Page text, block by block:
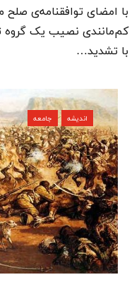
با امضای توافقنامه‌ی صلح
کم‌مانندی نصیب یک گروه
با تشدید…
اندیشه جامعه